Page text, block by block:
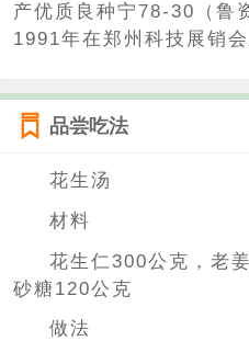
产优质良种宁78-30（鲁
1991年在郑州科技展销
品尝吃法
花生汤
材料
花生仁300公克，老
砂糖120公克
做法